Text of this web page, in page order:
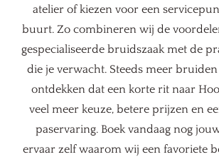
atelier of kiezen voor een
buurt. Zo combineren wij de
gespecialiseerde bruidszaak met de
die je verwacht. Steeds meer
ontdekken dat een korte rit naar
veel meer keuze, betere prijzen en
paservaring. Boek vandaag nog
ervaar zelf waarom wij een favoriete